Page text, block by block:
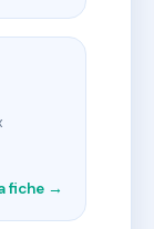
fiche →